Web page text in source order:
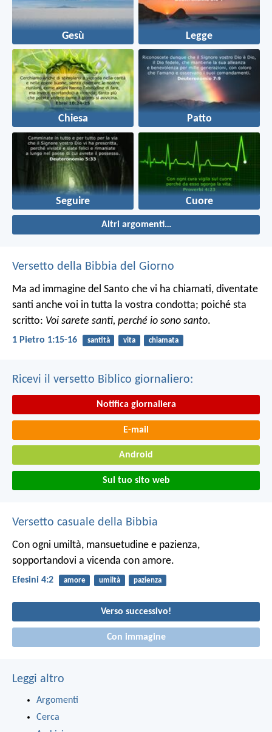
Gesù Legge
Chiesa Patto
Seguire Cuore
Altri argomenti…
Versetto della Bibbia del Giorno
Ma ad immagine del Santo che vi ha chiamati, diventate
santi anche voi in tutta la vostra condotta; poiché sta
scritto: Voi sarete santi, perché io sono santo.
1 Pietro 1:15-16 santità vita chiamata
Ricevi il versetto Biblico giornaliero:
Notifica giornaliera
E-mail
Android
Sul tuo sito web
Versetto casuale della Bibbia
Con ogni umiltà, mansuetudine e pazienza,
sopportandovi a vicenda con amore.
Efesini 4:2 amore umiltà pazienza
Verso successivo!
Con immagine
Leggi altro
Argomenti
Cerca